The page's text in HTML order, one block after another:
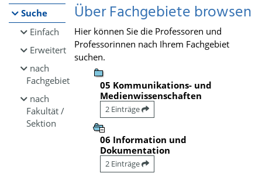
Suche
Einfach
Erweitert
nach
Fachgebiet
nach
Fakultät /
Sektion
Über Fachgebiete browsen
Hier können Sie die Professoren und
Professorinnen nach Ihrem Fachgebiet
suchen.
05 Kommunikations- und
Medienwissenschaften
2 Einträge
06 Information und
Dokumentation
2 Einträge